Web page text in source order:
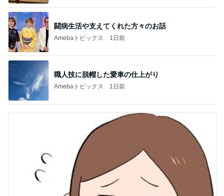
闘病生活や支えてくれた方々のお話
Amebaトピックス 1日前
職人技に脱帽した愛車の仕上がり
Amebaトピックス 1日前